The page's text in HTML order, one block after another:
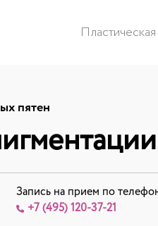
пятен
Запись на прием по
+7 (495) 120-37-21